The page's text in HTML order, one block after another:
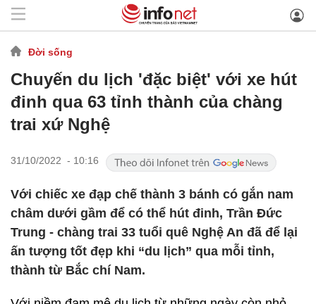
Đời sống
Chuyến du lịch 'đặc biệt' với xe hút
đinh qua 63 tỉnh thành của chàng
trai xứ Nghệ
31/10/2022 - 10:16
Với chiếc xe đạp chế thành 3 bánh có gắn nam
châm dưới gầm để có thể hút đinh, Trần Đức
Trung - chàng trai 33 tuổi quê Nghệ An đã để lại
ấn tượng tốt đẹp khi “du lịch” qua mỗi tỉnh,
thành từ Bắc chí Nam.